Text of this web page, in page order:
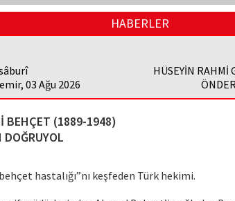
HABERLER
03 Ağu 2026
HÜSEYİN RAHMİ
BEHÇET (1889-1948)
DOĞRUYOL
hastalığı”nı keşfeden Türk hekimi.